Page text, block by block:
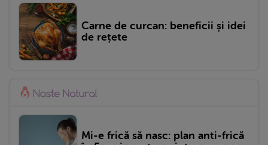
Carne de curcan: beneficii și idei
de rețete
Mi-e frică să nasc: plan anti-frică